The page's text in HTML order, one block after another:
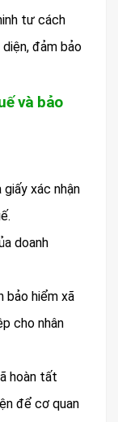
tư cách
đảm bảo
và bảo
xác nhận
doanh
bảo hiểm xã
cho nhân
hoàn tất
để cơ quan